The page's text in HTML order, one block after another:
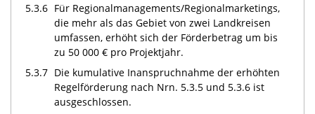
5.3.6 Für Regionalmanagements/Regionalmarketings,
die mehr als das Gebiet von zwei Landkreisen
umfassen, erhöht sich der Förderbetrag um bis
zu 50 000 € pro Projektjahr.
5.3.7 Die kumulative Inanspruchnahme der erhöhten
Regelförderung nach Nrn. 5.3.5 und 5.3.6 ist
ausgeschlossen.